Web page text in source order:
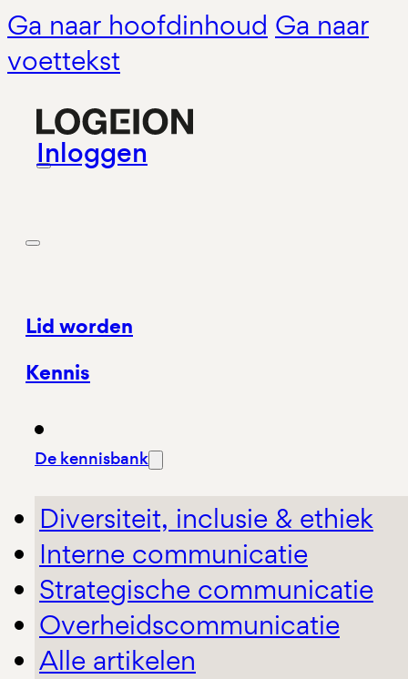
Ga naar hoofdinhoud Ga naar
voettekst
Inloggen
Lid worden
Kennis
De kennisbank
Diversiteit, inclusie & ethiek
Interne communicatie
Strategische communicatie
Overheidscommunicatie
Alle artikelen